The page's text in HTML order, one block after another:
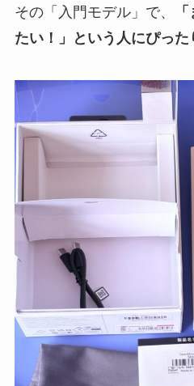
その「入門モデル」で、
たい！」という人にぴった